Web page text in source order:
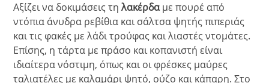
Αξίζει να δοκιμάσεις τηλακέρδαμε πουρέ από
ντόπια άνυδρα ρεβίθια και σάλτσα ψητής πιπεριάς
και τις φακές με λάδι τρούφας και λιαστές ντομάτες.
Επίσης, η τάρτα με πράσο και κοπανιστή είναι
ιδιαίτερα νόστιμη, όπως και οι φρέσκες μαύρες
ταλιατέλες με καλαμάρι ψητό, ούζο και κάπαρη. Στο